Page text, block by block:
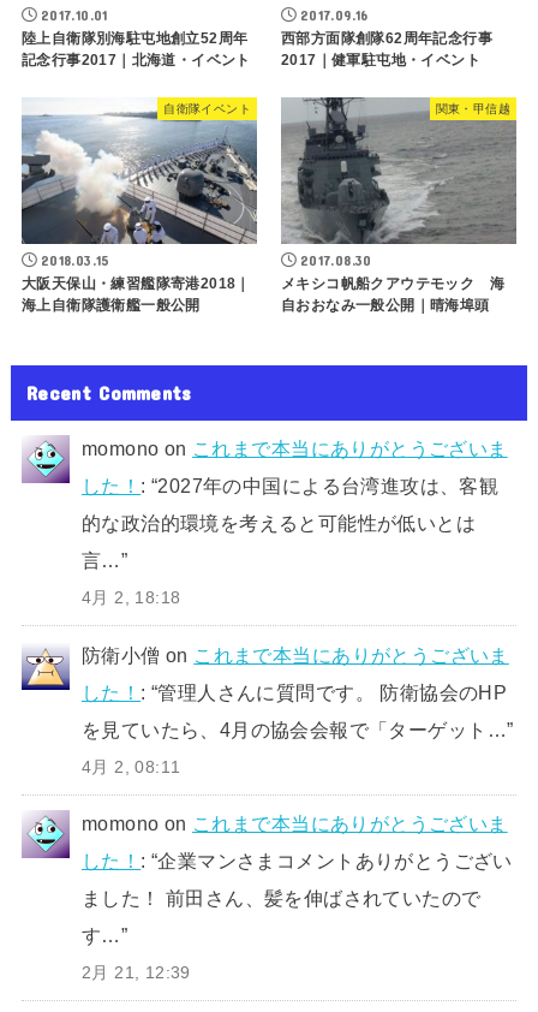
2017.10.01
陸上自衛隊別海駐屯地創立52周年
記念行事2017｜北海道・イベント
2017.09.16
西部方面隊創隊62周年記念行事
2017｜健軍駐屯地・イベント
自衛隊イベント
2018.03.15
大阪天保山・練習艦隊寄港2018｜
海上自衛隊護衛艦一般公開
関東・甲信越
2017.08.30
メキシコ帆船クアウテモック 海
自おおなみ一般公開｜晴海埠頭
Recent Comments
momono on これまで本当にありがとうございま
した！ : “2027年の中国による台湾進攻は、客観
的な政治的環境を考えると可能性が低いとは
言…”
4月 2, 18:18
防衛小僧 on これまで本当にありがとうございま
した！ : “管理人さんに質問です。 防衛協会のHP
を見ていたら、4月の協会会報で「ターゲット… ”
4月 2, 08:11
momono on これまで本当にありがとうございま
した！ : “企業マンさまコメントありがとうござい
ました！ 前田さん、髪を伸ばされていたので
す…”
2月 21, 12:39